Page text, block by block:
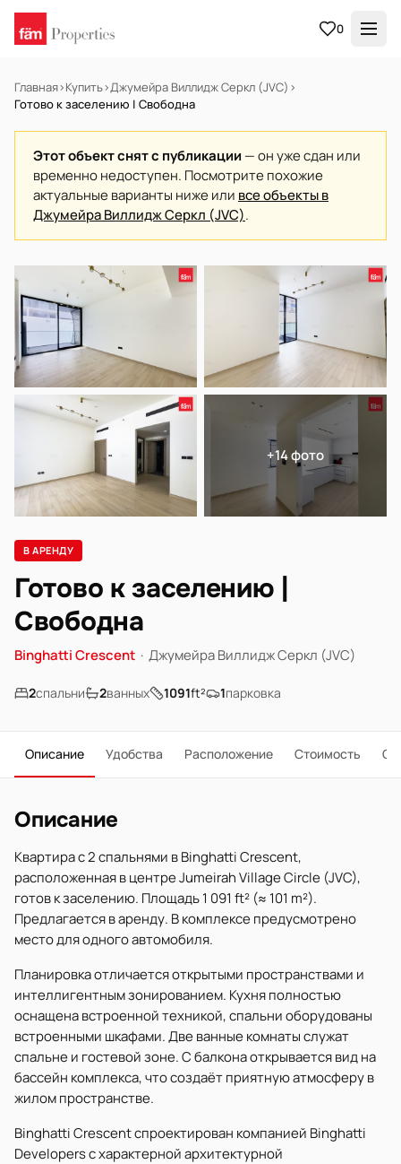
0
Главная›Купить›Джумейра Виллидж Серкл (JVC) ›
Готово к заселению | Свободна
Этот объект снят с публикации — он уже сдан или
временно недоступен. Посмотрите похожие
актуальные варианты ниже или все объекты в
Джумейра Виллидж Серкл (JVC).
В АРЕНДУ Готов к заселению
+14 фото
В АРЕНДУ
Готово к заселению |
Свободна
Binghatti Crescent · Джумейра Виллидж Серкл (JVC)
2спальни 2ванных 1091ft² 1парковка
Описание Удобства Расположение Стоимость О
Описание
Квартира с 2 спальнями в Binghatti Crescent,
расположенная в центре Jumeirah Village Circle (JVC),
готов к заселению. Площадь 1 091 ft² (≈ 101 m²).
Предлагается в аренду. В комплексе предусмотрено
место для одного автомобиля.
Планировка отличается открытыми пространствами и
интеллигентным зонированием. Кухня полностью
оснащена встроенной техникой, спальни оборудованы
встроенными шкафами. Две ванные комнаты служат
спальне и гостевой зоне. С балкона открывается вид на
бассейн комплекса, что создаёт приятную атмосферу в
жилом пространстве.
Binghatti Crescent спроектирован компанией Binghatti
Developers с характерной архитектурной